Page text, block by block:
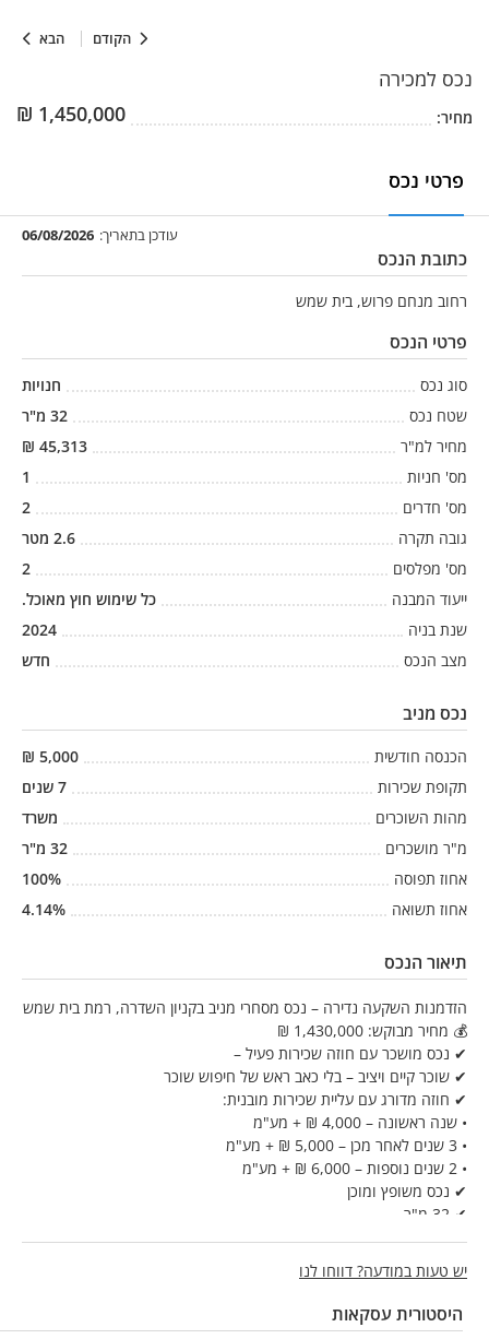
הקודם הבא
נכס למכירה
מחיר: 1,450,000
₪
פרטי נכס
עודכן בתאריך: 06/08/2026
כתובת הנכס
רחוב מנחם פרוש, בית שמש
פרטי הנכס
סוג נכס
חנויות
שטח נכס
32 מ"ר
מחיר למ"ר
45,313
₪
מס' חניות
1
מס' חדרים
2
גובה תקרה
2.6 מטר
מס' מפלסים
2
ייעוד המבנה
כל שימוש חוץ מאוכל.
שנת בניה
2024
מצב הנכס
חדש
נכס מניב
הכנסה חודשית 5,000
₪
תקופת שכירות
7 שנים
מהות השוכרים
משרד
מ"ר מושכרים
32 מ"ר
אחוז תפוסה
100%
אחוז תשואה
4.14%
תיאור הנכס
הזדמנות השקעה נדירה – נכס מסחרי מניב בקניון השדרה, רמת בית שמש
💰 מחיר מבוקש: 1,430,000 ₪
✔ נכס מושכר עם חוזה שכירות פעיל –
✔ שוכר קיים ויציב – בלי כאב ראש של חיפוש שוכר
✔ חוזה מדורג עם עליית שכירות מובנית:
• שנה ראשונה – 4,000 ₪ + מע"מ
• 3 שנים לאחר מכן – 5,000 ₪ + מע"מ
• 2 שנים נוספות – 6,000 ₪ + מע"מ
✔ נכס משופץ ומוכן
✔ 32 מ"ר
✔ מיקום אסטרטגי בקניון מתפתח עם תנועה חזקה
✔ נכס קטן – קל לניהול, מתאים גם למשקיע פרטי
✔ פוטנציאל השבחה עתידי ועליית ערך (אפשרות לחלק ל2)
📈 השקעה שמתאימה למי שמחפש הכנסה חודשית קבועה + נכס מוחשי
באזור מבוקש
יש טעות במודעה? דווחו לנו
היסטורית עסקאות